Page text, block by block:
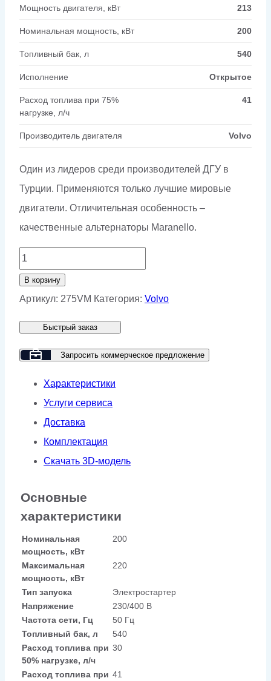
Мощность двигателя, кВт 213
Номинальная мощность, кВт 200
Топливный бак, л 540
Исполнение Открытое
Расход топлива при 75%
нагрузке, л/ч
41
Производитель двигателя Volvo
Один из лидеров среди производителей ДГУ в
Турции. Применяются только лучшие мировые
двигатели. Отличительная особенность –
качественные альтернаторы Maranello.
Количество
товара
Дизельный
GMP
275VM
В корзину
Артикул: 275VM Категория: Volvo
Быстрый заказ
Запросить коммерческое предложение
Характеристики
Услуги сервиса
Доставка
Комплектация
Скачать 3D-модель
Основные
характеристики
Номинальная
мощность, кВт
200
Максимальная
мощность, кВт
220
Тип запуска
Электростартер
Напряжение
230/400 В
Частота сети, Гц
50 Гц
Топливный бак, л
540
Расход топлива при
50% нагрузке, л/ч
30
Расход топлива при 41